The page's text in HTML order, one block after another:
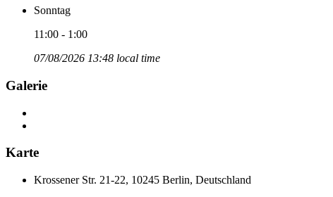
Sonntag
11:00 - 1:00
07/08/2026 13:48 local time
Galerie
Karte
Krossener Str. 21-22, 10245 Berlin, Deutschland